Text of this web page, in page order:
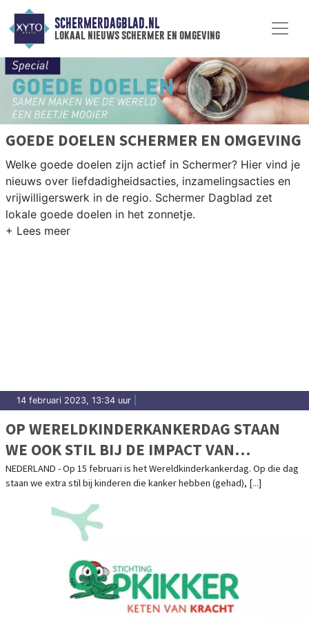
SCHERMERDAGBLAD.NL
lokaal nieuws schermer en omgeving
GOEDE DOELEN SCHERMER EN OMGEVING
Welke goede doelen zijn actief in Schermer? Hier vind je
nieuws over liefdadigheidsacties, inzamelingsacties en
vrijwilligerswerk in de regio. Schermer Dagblad zet
lokale goede doelen in het zonnetje.
14 februari 2023, 13:34 uur
OP WERELDKINDERKANKERDAG STAAN
WE OOK STIL BIJ DE IMPACT VAN
KINDERKANKER OP HET GEZIN
NEDERLAND - Op 15 februari is het Wereldkinderkankerdag. Op die dag
staan we extra stil bij kinderen die kanker hebben (gehad), [...]